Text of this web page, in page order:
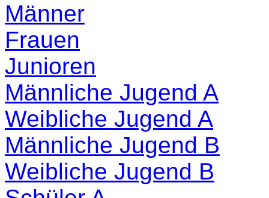
Männer
Frauen
Junioren
Männliche Jugend A
Weibliche Jugend A
Männliche Jugend B
Weibliche Jugend B